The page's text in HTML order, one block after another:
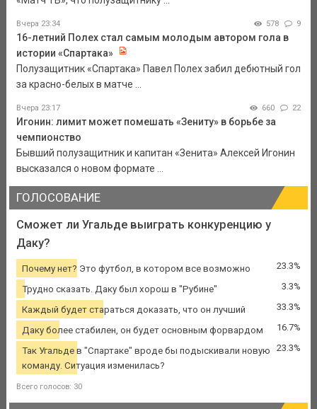
Вчера 23:34 578 9
16-летний Полех стал самым молодым автором гола в
истории «Спартака»
Полузащитник «Спартака» Павел Полех забил дебютный гол
за красно-белых в матче ...
Вчера 23:17 660 22
Игонин: лимит может помешать «Зениту» в борьбе за
чемпионство
Бывший полузащитник и капитан «Зенита» Алексей Игонин
высказался о новом формате ...
ГОЛОСОВАНИЕ
Сможет ли Угальде выиграть конкуренцию у
Даку?
Почему нет? Это футбол, в котором все возможно 23.3%
Трудно сказать. Даку был хорош в "Рубине" 3.3%
Каждый будет стараться доказать, что он лучший 33.3%
Даку более стабилен, он будет основным форвардом 16.7%
Так Угальде в "Спартаке" вроде бы подыскивали новую
команду. Ситуация изменилась?
23.3%
Всего голосов: 30